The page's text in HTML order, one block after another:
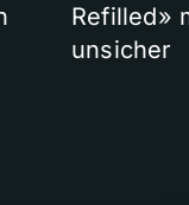
Refilled»
unsicher